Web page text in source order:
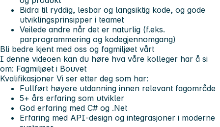
Bidra til ryddig, lesbar og langsiktig kode, og gode
utviklingsprinsipper i teamet
Veilede andre når det er naturlig (f.eks.
parprogrammering og kodegjennomgang)
Bli bedre kjent med oss og fagmiljøet vårt
I denne videoen kan du høre hva våre kolleger har å si
om: Fagmiljøet i Bouvet
Kvalifikasjoner Vi ser etter deg som har:
Fullført høyere utdanning innen relevant fagområde
5+ års erfaring som utvikler
God erfaring med C# og .Net
Erfaring med API-design og integrasjoner i moderne